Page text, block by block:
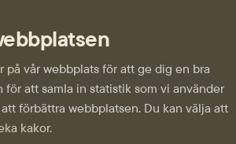
på vår webbplats för att ge dig en bra
att samla in statistik som vi använder
förbättra webbplatsen. Du kan välja att
kakor.